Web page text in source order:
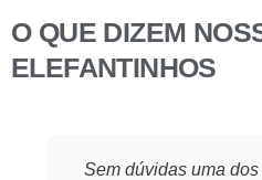
O QUE DIZEM
ELEFANTINHOS
Sem dúvidas uma